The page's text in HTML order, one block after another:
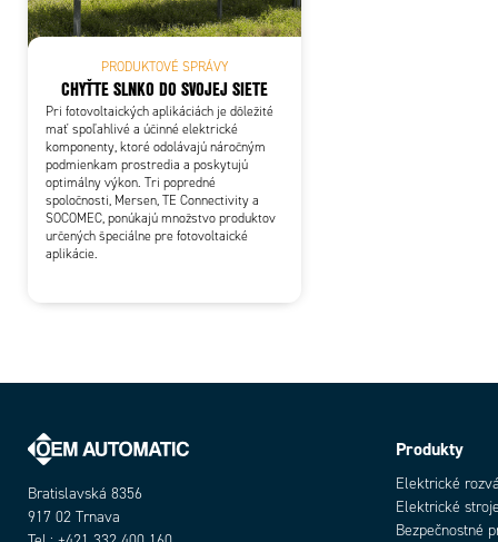
PRODUKTOVÉ SPRÁVY
CHYŤTE SLNKO DO SVOJEJ SIETE
Pri fotovoltaických aplikáciách je dôležité
mať spoľahlivé a účinné elektrické
komponenty, ktoré odolávajú náročným
podmienkam prostredia a poskytujú
optimálny výkon. Tri popredné
spoločnosti, Mersen, TE Connectivity a
SOCOMEC, ponúkajú množstvo produktov
určených špeciálne pre fotovoltaické
aplikácie.
Bratislavská 8356
917 02 Trnava
Produkty
Elektrické
Elektrické
Bezpečnostné